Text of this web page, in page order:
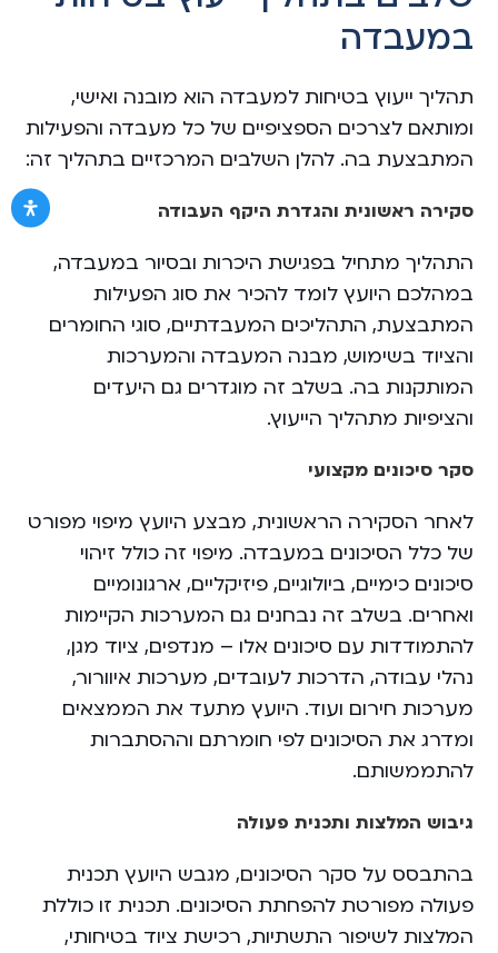
במעבדה
תהליך ייעוץ בטיחות למעבדה הוא מובנה ואישי,
ומותאם לצרכים הספציפיים של כל מעבדה והפעילות
המתבצעת בה. להלן השלבים המרכזיים בתהליך זה:
סקירה ראשונית והגדרת היקף העבודה
התהליך מתחיל בפגישת היכרות ובסיור במעבדה,
במהלכם היועץ לומד להכיר את סוג הפעילות
המתבצעת, התהליכים המעבדתיים, סוגי החומרים
והציוד בשימוש, מבנה המעבדה והמערכות
המותקנות בה. בשלב זה מוגדרים גם היעדים
והציפיות מתהליך הייעוץ.
סקר סיכונים מקצועי
לאחר הסקירה הראשונית, מבצע היועץ מיפוי מפורט
של כלל הסיכונים במעבדה. מיפוי זה כולל זיהוי
סיכונים כימיים, ביולוגיים, פיזיקליים, ארגונומיים
ואחרים. בשלב זה נבחנים גם המערכות הקיימות
להתמודדות עם סיכונים אלו – מנדפים, ציוד מגן,
נהלי עבודה, הדרכות לעובדים, מערכות איוורור,
מערכות חירום ועוד. היועץ מתעד את הממצאים
ומדרג את הסיכונים לפי חומרתם וההסתברות
להתממשותם.
גיבוש המלצות ותכנית פעולה
בהתבסס על סקר הסיכונים, מגבש היועץ תכנית
פעולה מפורטת להפחתת הסיכונים. תכנית זו כוללת
המלצות לשיפור התשתיות, רכישת ציוד בטיחותי,